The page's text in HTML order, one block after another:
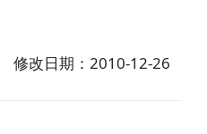
修改日期：2010-12-26